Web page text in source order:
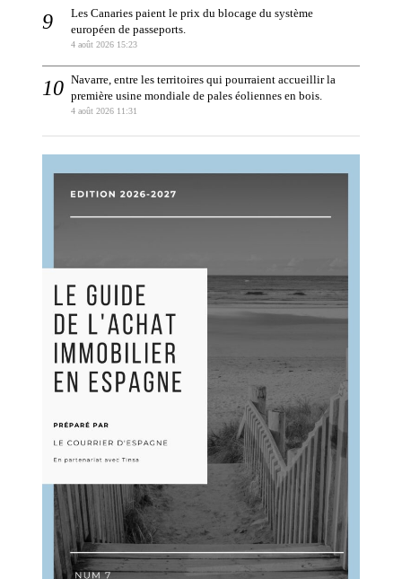
Les Canaries paient le prix du blocage du système
européen de passeports.
4 août 2026 15:23
Navarre, entre les territoires qui pourraient accueillir la
première usine mondiale de pales éoliennes en bois.
4 août 2026 11:31